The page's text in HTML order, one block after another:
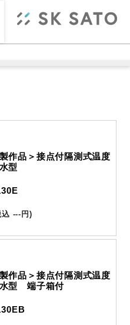
作品＞接点付隔測式温度
型
込 --- 円 )
作品＞接点付隔測式温度
型 端子箱付